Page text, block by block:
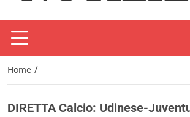
Home /
DIRETTA Calcio: Udinese-